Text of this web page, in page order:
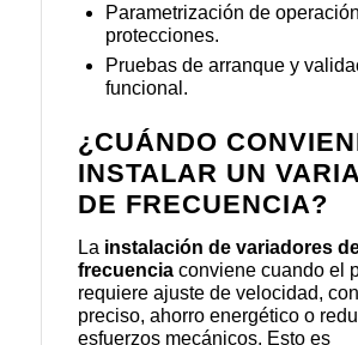
Parametrización de
protecciones.
Pruebas de arranque y
funcional.
¿CUÁNDO
INSTALAR UN
DE FRECUENCIA?
La instalación de variadores
frecuenciaconviene cuando el
requiere ajuste de velocidad,
preciso, ahorro energético o
esfuerzos mecánicos. Esto es